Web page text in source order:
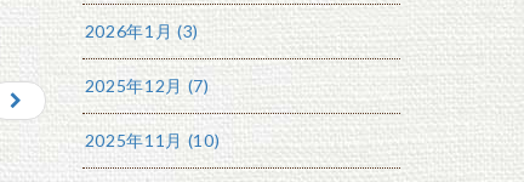
2026年1月 (3)
2025年12月 (7)
2025年11月 (10)